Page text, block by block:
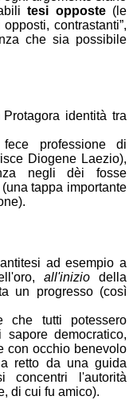
tesi opposte(le
contrastanti”,
che sia possibile
identità tra
professione di
Diogene Laezio),
negli dèi fosse
tappa importante
ad esempio a
all'inizio della
un progresso (così
che tutti potessero
democratico,
con occhio benevolo
retto da una guida
concentri l'autorità
di cui fu amico).